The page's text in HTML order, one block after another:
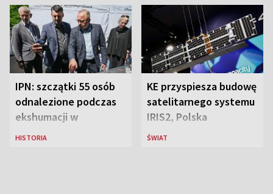
IPN: szczątki 55 osób
odnalezione podczas
ekshumacji w
Ostrówkach i Woli
HISTORIA
KE przyspiesza budowę
satelitarnego systemu
IRIS2, Polska
przeznaczy 656 mln
ŚWIAT